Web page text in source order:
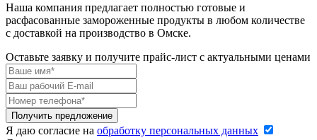
Наша компания предлагает полностью готовые и
расфасованные замороженные продукты в любом количестве
с доставкой на производство в Омске.
Оставьте заявку и получите прайс-лист c актуальными ценами
Я даю согласие на обработку персональных данных